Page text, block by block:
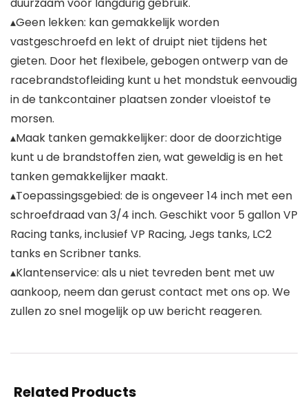
duurzaam voor langdurig gebruik.
▴Geen lekken: kan gemakkelijk worden
vastgeschroefd en lekt of druipt niet tijdens het
gieten. Door het flexibele, gebogen ontwerp van de
racebrandstofleiding kunt u het mondstuk eenvoudig
in de tankcontainer plaatsen zonder vloeistof te
morsen.
▴Maak tanken gemakkelijker: door de doorzichtige
kunt u de brandstoffen zien, wat geweldig is en het
tanken gemakkelijker maakt.
▴Toepassingsgebied: de is ongeveer 14 inch met een
schroefdraad van 3/4 inch. Geschikt voor 5 gallon VP
Racing tanks, inclusief VP Racing, Jegs tanks, LC2
tanks en Scribner tanks.
▴Klantenservice: als u niet tevreden bent met uw
aankoop, neem dan gerust contact met ons op. We
zullen zo snel mogelijk op uw bericht reageren.
Related Products